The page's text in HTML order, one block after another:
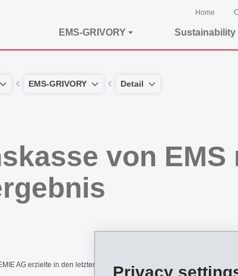
Privacy
Home
EMS-GRIVORY Sustainability
EMS-GRIVORY Detail
von EMS
AG erzielte in den letzten Jahren dank sorgfältiger, professioneller